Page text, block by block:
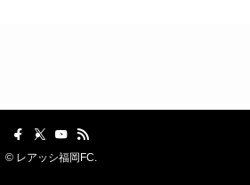
©レアッシ福岡FC.